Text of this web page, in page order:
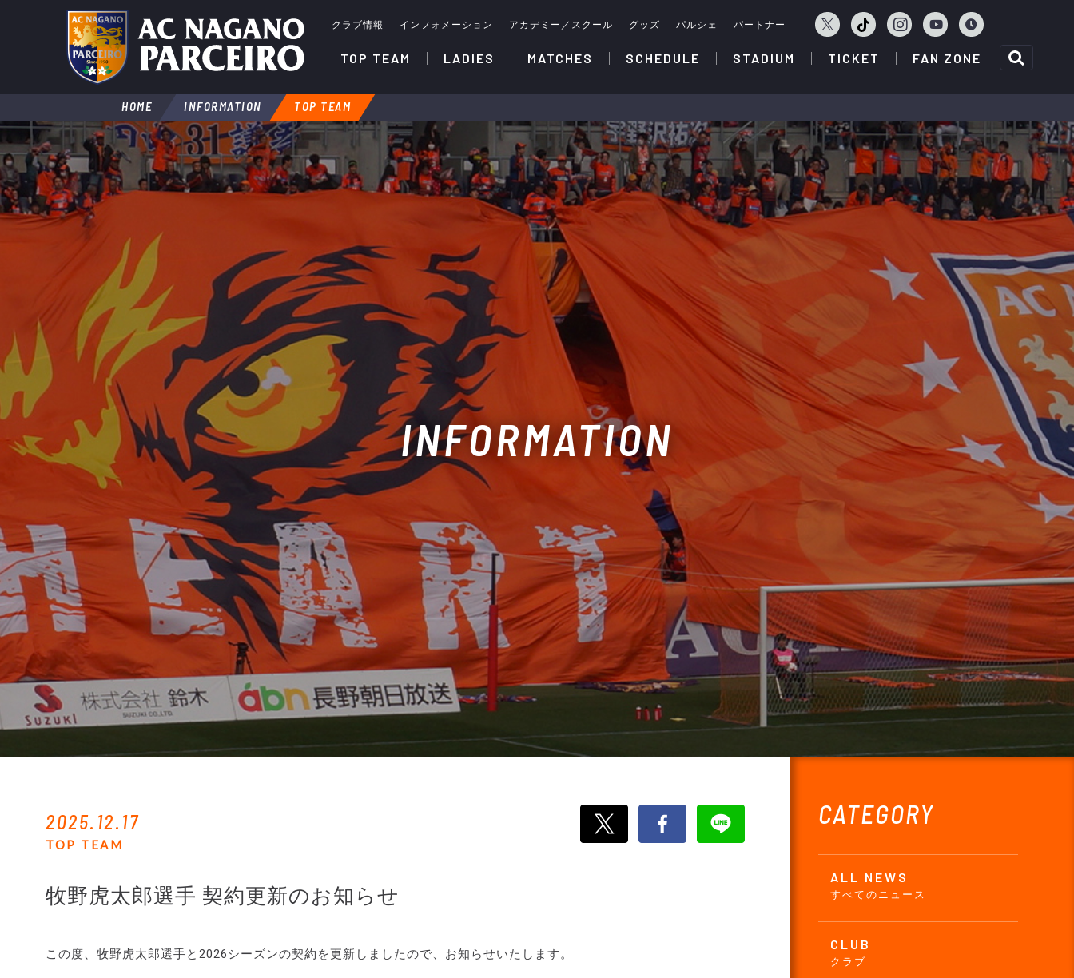
クラブ情報 インフォメーション アカデミー／スクール グッズ パルシェ パートナー
TOP TEAM LADIES MATCHES SCHEDULE STADIUM TICKET FAN ZONE
HOME INFORMATION TOP TEAM
INFORMATION
CATEGORY
ALL NEWS
すべてのニュース
CLUB
クラブ
2025.12.17
TOP TEAM
牧野虎太郎選手 契約更新のお知らせ
この度、牧野虎太郎選手と2026シーズンの契約を更新しましたので、お知らせいたします。